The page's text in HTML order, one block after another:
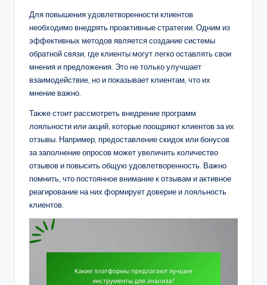
Для повышения удовлетворенности клиентов
необходимо внедрять проактивные стратегии. Одним из
эффективных методов является создание системы
обратной связи, где клиенты могут легко оставлять свои
мнения и предложения. Это не только улучшает
взаимодействие, но и показывает клиентам, что их
мнение важно.
Также стоит рассмотреть внедрение программ
лояльности или акций, которые поощряют клиентов за их
отзывы. Например, предоставление скидок или бонусов
за заполнение опросов может увеличить количество
отзывов и повысить общую удовлетворенность. Важно
помнить, что постоянное внимание к отзывам и активное
реагирование на них формирует доверие и лояльность
клиентов.